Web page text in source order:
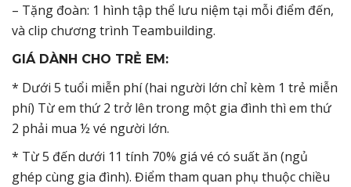
– Tặng đoàn: 1 hình tập thể lưu niệm tại mỗi điểm đến,
và clip chương trình Teambuilding.
GIÁ DÀNH CHO TRẺ EM:
* Dưới 5 tuổi miễn phí (hai người lớn chỉ kèm 1 trẻ miễn
phí) Từ em thứ 2 trở lên trong một gia đình thì em thứ
2 phải mua ½ vé người lớn.
* Từ 5 đến dưới 11 tính 70% giá vé có suất ăn (ngủ
ghép cùng gia đình). Điểm tham quan phụ thuộc chiều